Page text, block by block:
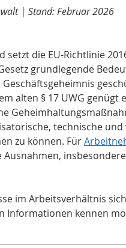
| Stand: Februar 2026
setzt die EU-Richtlinie
grundlegende
alten § 17 UWG genügt
technische
zu können. Für
im Arbeitsverhältnis
Informationen kennen